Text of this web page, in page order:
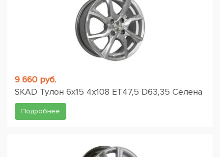
9 660 руб.
SKAD Тулон 6x15 4x108 ET47,5 D63,35 Селена
Подробнее